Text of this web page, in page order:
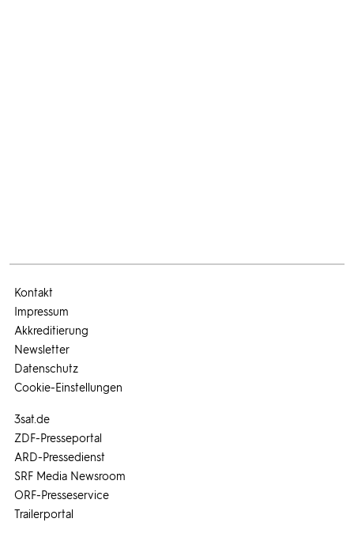
3sat.de
ZDF-Presseportal
ARD-Pressedienst
SRF Media Newsroom
ORF-Presseservice
Trailerportal
Kontakt
Impressum
Akkreditierung
Newsletter
Datenschutz
Cookie-Einstellungen